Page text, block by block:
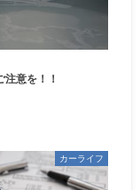
注意を！！
カーライフ